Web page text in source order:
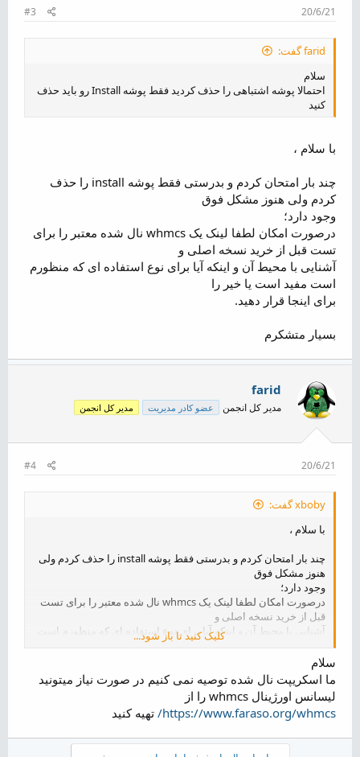
20/6/21
#3
farid گفت:
سلام
احتمالا پوشه اشتباهی را حذف کردید فقط پوشه Install رو باید حذف
کنید
با سلام ،
چند بار امتحان کردم و بدرستی فقط پوشه install را حذف
کردم ولی هنوز مشکل فوق
وجود دارد؛
درصورت امکان لطفا لینک یک whmcs نال شده معتبر را برای
تست قبل از خرید نسخه اصلی و
آشنایی با محیط آن و اینکه آیا برای نوع استفاده ای که منظورم
است مفید است یا خیر را
برای اینجا قرار دهید.
بسیار متشکرم
farid
مدیر کل انجمن عضو کادر مدیریت مدیر کل انجمن
20/6/21
#4
xboby گفت:
با سلام ،
چند بار امتحان کردم و بدرستی فقط پوشه install را حذف کردم ولی
هنوز مشکل فوق
وجود دارد؛
درصورت امکان لطفا لینک یک whmcs نال شده معتبر را برای تست
قبل از خرید نسخه اصلی و
آشنایی با محیط آن و اینکه آیا برای نوع استفاده ای که منظورم است
برای اینجا قرار دهید.
بسیار متشکرم
کلیک کنید تا باز شود...
سلام
ما اسکریپت نال شده توصیه نمی کنیم در صورت نیاز میتونید
لیسانس اورژینال whmcs را از
https://www.faraso.org/whmcs/ تهیه کنید